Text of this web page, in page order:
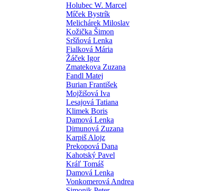
Holubec W. Marcel
Míček Bystrík
Melichárek Miloslav
Kožička Šimon
Sršňová Lenka
Fialková Mária
Žáček Igor
Zmatekova Zuzana
Fandl Matej
Burian František
Mojžišová Iva
Lesajová Tatiana
Klimek Boris
Damová Lenka
Dimunová Zuzana
Karpiš Alojz
Prekopová Dana
Kahotský Pavel
Kráľ Tomáš
Damová Lenka
Vonkomerová Andrea